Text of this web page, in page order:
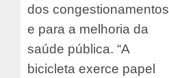
dos congestionamentos
e para a melhoria da
saúde pública. “A
bicicleta exerce papel